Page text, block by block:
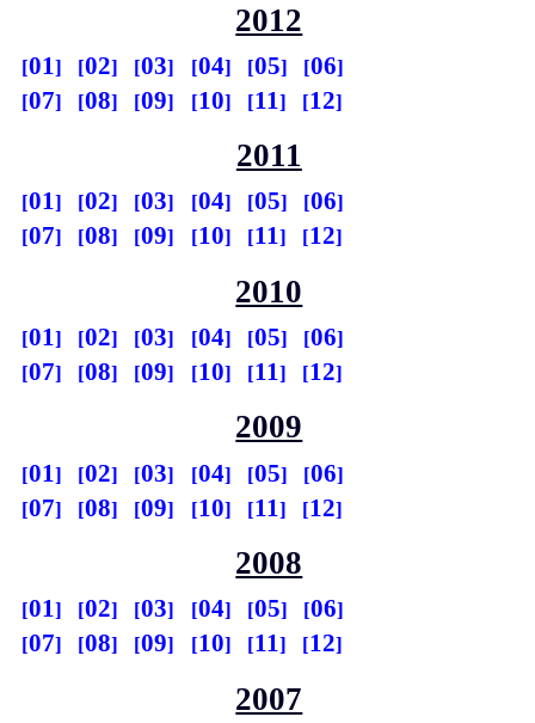
2012
01 02 03 04 05
06
07
08 09 10 11 12
2011
01 02 03 04 05
06
07
08 09 10 11 12
2010
01 02 03 04 05
06
07
08 09 10 11 12
2009
01 02 03 04 05
06
07
08 09 10 11 12
2008
01 02 03 04 05
06
07
08 09 10 11 12
2007